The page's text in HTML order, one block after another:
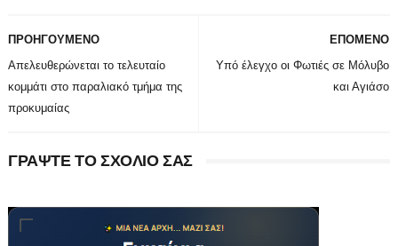
ΕΠΟΜΕΝΟ
Υπό έλεγχο οι Φωτιές σε Μόλυβο
και Αγιάσο
ΠΡΟΗΓΟΥΜΕΝΟ
Απελευθερώνεται το τελευταίο
κομμάτι στο παραλιακό τμήμα της
προκυμαίας
ΓΡΑΨΤΕ ΤΟ ΣΧΟΛΙΟ ΣΑΣ